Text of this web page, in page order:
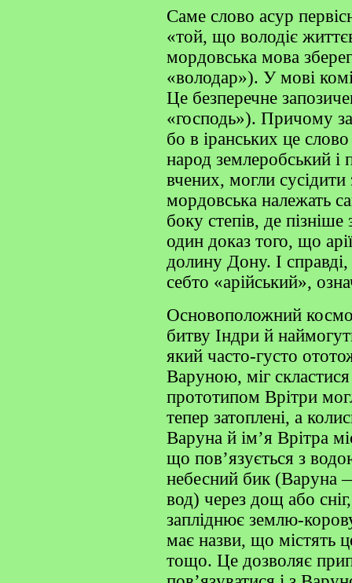
Саме слово асур
«той, що володіє
мордовська мова
«володар»). У мові
Це безперечне
«господь»). Причому
бо в іранських це
народ землеробський
вчених, могли
мордовська належать
боку степів, де
один доказ того, що
долину Дону. І
себто «арійський»,
Основоположний
битву Індри й
який часто-густо
Варуною, міг
прототипом Врітри
тепер затоплені, а
Варуна й ім’я Врітра
що пов’язується з
небесний бик (Варуна
вод) через дощ або
запліднює землю-
має назви, що містять
тощо. Це дозволяє